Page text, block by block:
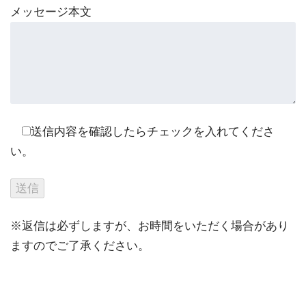
メッセージ本文
送信内容を確認したらチェックを入れてくださ
い。
※返信は必ずしますが、お時間をいただく場合があり
ますのでご了承ください。